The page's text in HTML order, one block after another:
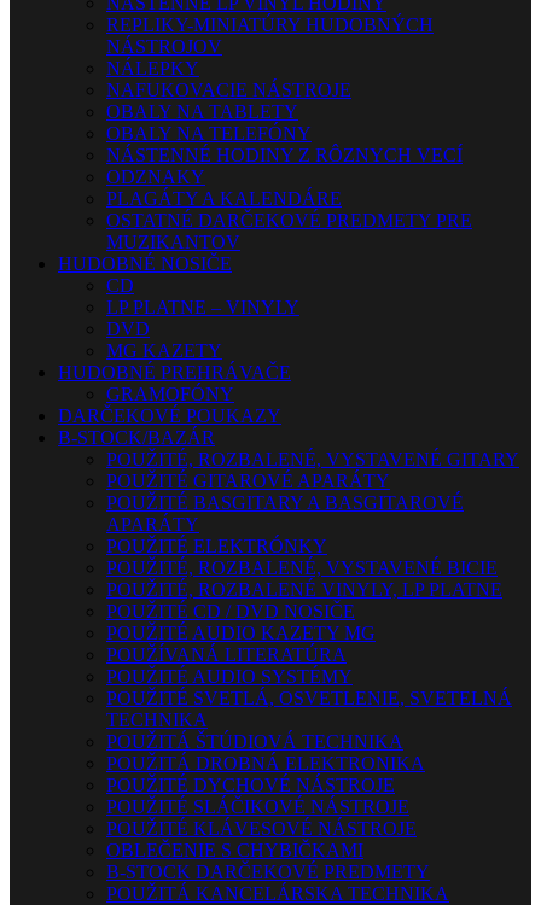
REPLIKY-MINIATÚRY HUDOBNÝCH
NÁSTROJOV
NÁLEPKY
NAFUKOVACIE NÁSTROJE
OBALY NA TABLETY
OBALY NA TELEFÓNY
NÁSTENNÉ HODINY Z RÔZNYCH VECÍ
ODZNAKY
PLAGÁTY A KALENDÁRE
OSTATNÉ DARČEKOVÉ PREDMETY PRE
MUZIKANTOV
HUDOBNÉ NOSIČE
CD
LP PLATNE – VINYLY
DVD
MG KAZETY
HUDOBNÉ PREHRÁVAČE
GRAMOFÓNY
DARČEKOVÉ POUKAZY
B-STOCK/BAZÁR
POUŽITÉ, ROZBALENÉ, VYSTAVENÉ GITARY
POUŽITÉ GITAROVÉ APARÁTY
POUŽITÉ BASGITARY A BASGITAROVÉ
APARÁTY
POUŽITÉ ELEKTRÓNKY
POUŽITÉ, ROZBALENÉ, VYSTAVENÉ BICIE
POUŽITÉ, ROZBALENÉ VINYLY, LP PLATNE
POUŽITÉ CD / DVD NOSIČE
POUŽITÉ AUDIO KAZETY MG
POUŽÍVANÁ LITERATÚRA
POUŽITÉ AUDIO SYSTÉMY
POUŽITÉ SVETLÁ, OSVETLENIE, SVETELNÁ
TECHNIKA
POUŽITÁ ŠTÚDIOVÁ TECHNIKA
POUŽITÁ DROBNÁ ELEKTRONIKA
POUŽITÉ DYCHOVÉ NÁSTROJE
POUŽITÉ SLÁČIKOVÉ NÁSTROJE
POUŽITÉ KLÁVESOVÉ NÁSTROJE
OBLEČENIE S CHYBIČKAMI
B-STOCK DARČEKOVÉ PREDMETY
POUŽITÁ KANCELÁRSKA TECHNIKA